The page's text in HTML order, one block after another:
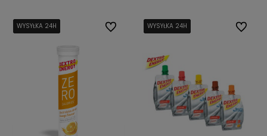
WYSYŁKA 24H
WYSYŁKA 24H
WYSYŁKA 24H
WYSYŁKA 24H Do ulubionychWYSYŁKA 24H
WYSYŁKA 24H
WYSYŁKA 24H
WYSYŁKA 24H Do